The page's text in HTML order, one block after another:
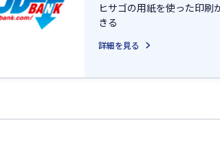
ヒサゴの用紙を使った印刷
きる
詳細を見る